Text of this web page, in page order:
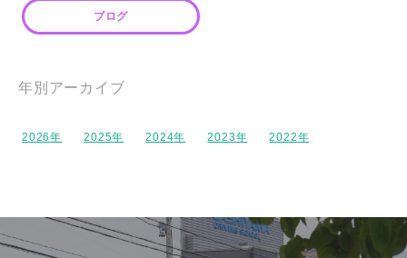
重要なお知らせ 2026.04.15
#12「【保護者の方へ】東山自動車学校の入校手続
ブログ
年別アーカイブ
2026 2025 2024 2023 2022